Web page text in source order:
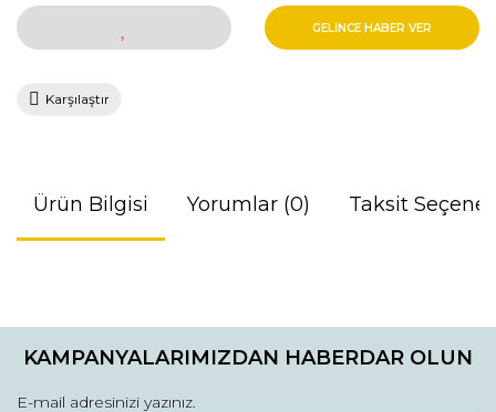
GELİNCE HABER VER
Karşılaştır
Ürün Bilgisi Yorumlar (0) Taksit
konularda yetersiz gördüğünüz noktaları öneri formunu
Görüş ve önerileriniz için teşekkür ederiz.
KAMPANYALARIMIZDAN HABERDAR OLUN